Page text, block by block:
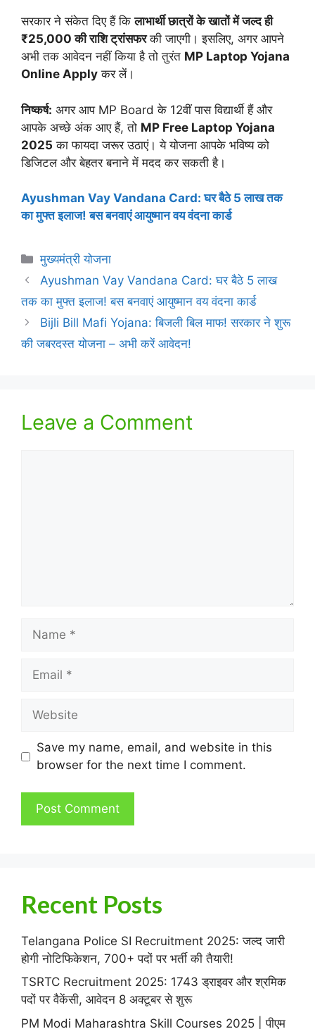
सरकार ने संकेत दिए हैं किलाभार्थी छात्रों के खातों में जल्द ही
₹25,000 की राशि ट्रांसफरकी जाएगी। इसलिए, अगर आपने
अभी तक आवेदन नहीं किया है तो तुरंत MP Laptop Yojana
Online Apply कर लें।
निष्कर्ष: अगर आप MP Board के 12वीं पास विद्यार्थी हैं और
आपके अच्छे अंक आए हैं, तो MP Free Laptop Yojana
2025 का फायदा जरूर उठाएं। ये योजना आपके भविष्य को
डिजिटल और बेहतर बनाने में मदद कर सकती है।
Ayushman Vay Vandana Card: घर बैठे 5 लाख तक
का मुफ्त इलाज! बस बनवाएं आयुष्मान वय वंदना कार्ड
Categories
मुख्यमंत्री योजना
Ayushman Vay Vandana Card: घर बैठे 5 लाख
तक का मुफ्त इलाज! बस बनवाएं आयुष्मान वय वंदना कार्ड
Bijli Bill Mafi Yojana: बिजली बिल माफ! सरकार ने शुरू
की जबरदस्त योजना – अभी करें आवेदन!
Leave a Comment
Name
Email
Website
Save my name, email, and website in this
browser for the next time I comment.
Recent Posts
Telangana Police SI Recruitment 2025: जल्द जारी
होगी नोटिफिकेशन, 700+ पदों पर भर्ती की तैयारी!
TSRTC Recruitment 2025: 1743 ड्राइवर और श्रमिक
पदों पर वैकेंसी, आवेदन 8 अक्टूबर से शुरू
PM Modi Maharashtra Skill Courses 2025 | पीएम